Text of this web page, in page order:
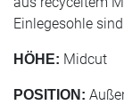
Einlegesohle
HÖHE: Midcut
POSITION: